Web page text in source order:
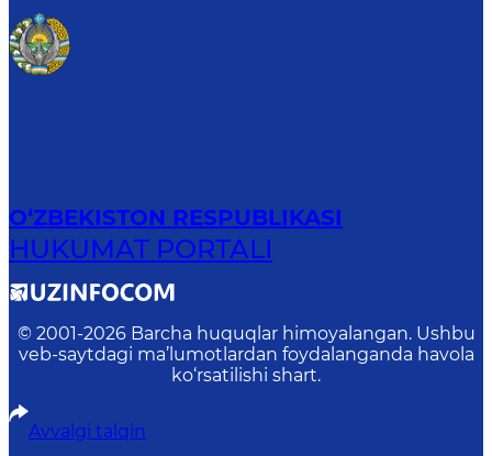
O‘ZBEKISTON RESPUBLIKASI
HUKUMAT PORTALI
© 2001-2026 Barcha huquqlar himoyalangan. Ushbu
veb-saytdagi ma’lumotlardan foydalanganda havola
ko‘rsatilishi shart.
Avvalgi talqin